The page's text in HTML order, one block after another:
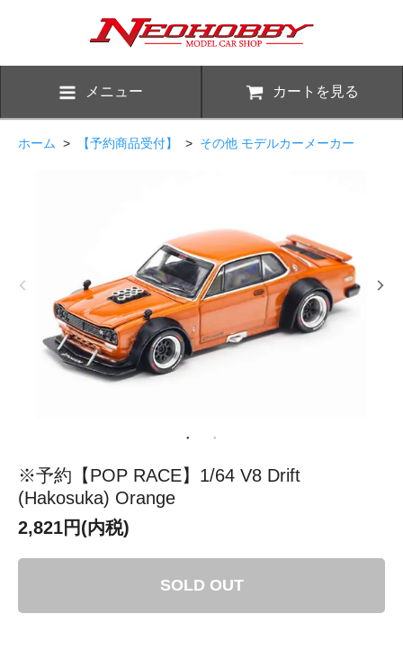
メニュー カートを見る
ホーム > 【予約商品受付】 > その他 モデルカーメーカー
※予約【POP RACE】1/64 V8 Drift
(Hakosuka) Orange
2,821円(内税)
SOLD OUT